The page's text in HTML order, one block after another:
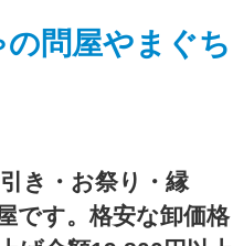
き・お祭り・縁
です。格安な卸価格